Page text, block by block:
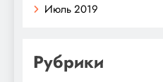
Июль 2019
Рубрики